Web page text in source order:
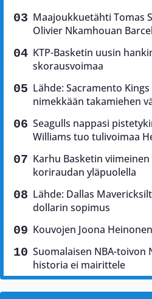
Maajoukkuetähti Tomas
Olivier Nkamhouan
KTP-Basketin uusin
skorausvoimaa
Lähde: Sacramento
nimekkään takamiehen
Seagulls nappasi
Williams tuo tulivoimaa
Karhu Basketin
koriraudan yläpuolella
Lähde: Dallas
dollarin sopimus
Kouvojen Joona
Suomalaisen NBA-toivon
historia ei mairittele